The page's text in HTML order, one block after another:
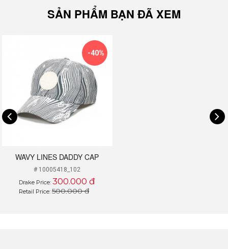
SẢN PHẨM BẠN ĐÃ XEM
-40%
WAVY LINES DADDY CAP
# 10005418_102
Drake Price:300.000 đ
Retail Price:500.000 đ